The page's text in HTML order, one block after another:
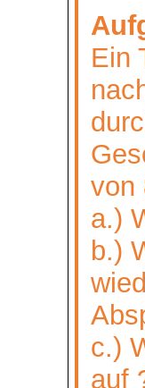
Ein
von
a.)
b.)
c.)
auf